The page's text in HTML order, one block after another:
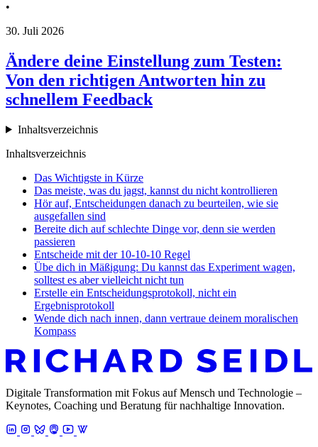
•
30. Juli 2026
Ändere deine Einstellung zum Testen:
Von den richtigen Antworten hin zu
schnellem Feedback
Inhaltsverzeichnis
Inhaltsverzeichnis
Das Wichtigste in Kürze
Das meiste, was du jagst, kannst du nicht kontrollieren
Hör auf, Entscheidungen danach zu beurteilen, wie sie
ausgefallen sind
Bereite dich auf schlechte Dinge vor, denn sie werden
passieren
Entscheide mit der 10-10-10 Regel
Übe dich in Mäßigung: Du kannst das Experiment wagen,
solltest es aber vielleicht nicht tun
Erstelle ein Entscheidungsprotokoll, nicht ein
Ergebnisprotokoll
Wende dich nach innen, dann vertraue deinem moralischen
Kompass
Digitale Transformation mit Fokus auf Mensch und Technologie –
Keynotes, Coaching und Beratung für nachhaltige Innovation.